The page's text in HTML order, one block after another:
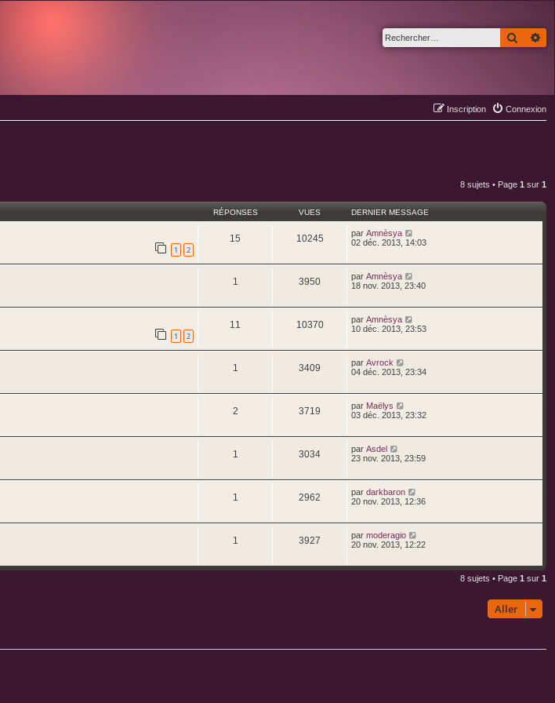
Connexion
Inscription
8 sujets • Page 1 sur 1
RÉPONSES VUES DERNIER MESSAGE
1 2
15 10245 par Amnèsya
02 déc. 2013, 14:03
1 3950 par Amnèsya
18 nov. 2013, 23:40
1 2
11 10370 par Amnèsya
10 déc. 2013, 23:53
1 3409 par Avrock
04 déc. 2013, 23:34
2 3719 par Maëlys
03 déc. 2013, 23:32
1 3034 par Asdel
23 nov. 2013, 23:59
1 2962 par darkbaron
20 nov. 2013, 12:36
1 3927 par moderagio
20 nov. 2013, 12:22
8 sujets • Page 1 sur 1
Aller